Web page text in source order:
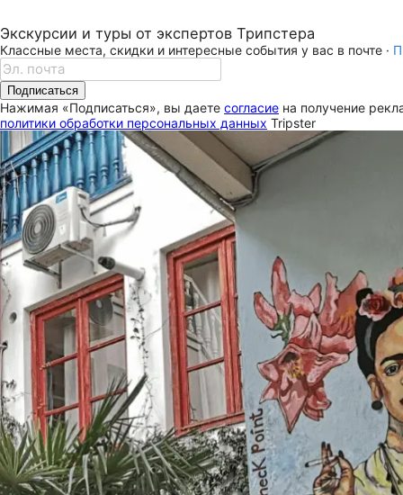
Экскурсии и туры от экспертов Трипстера
Классные места, скидки и интересные события у вас в почте ·
Подписаться
Нажимая «Подписаться», вы даете согласие на получение
политики обработки персональных данных Tripster